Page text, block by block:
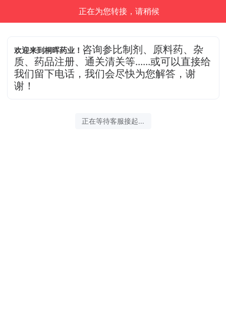
正在为您转接，请稍候
欢迎来到桐晖药业！ 咨询参比制剂、原料药、杂
质、药品注册、通关清关等......或可以直接给
我们留下电话，我们会尽快为您解答，谢
谢！
正在等待客服接起...